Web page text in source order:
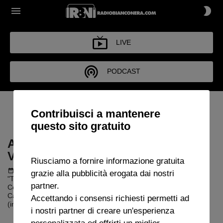
LIVE
PODCAST
ARCHIVIO TUTTA LA JUVE
CHE VUOI 2021-2022
ARCHIVIO TUTTA LA JUVE CHE
VUOI 2021-2022
Podcast del 09 luglio 2022 1h 39m 15s
"Tutta La Juve che Vuoi" con Dario Ghiringhelli e Cristina
Colombo. Ospiti :Gianluigi D'Ambrosio (Inchiostro Sportivo),
Caterina Baffoni (giornalista sportiva), Jacopo Desiderio
(intermediario mercato) e Ada Cotugno (Footbola.it).
Contribuisci a mantenere
questo sito gratuito
Riusciamo a fornire informazione gratuita
grazie alla pubblicità erogata dai nostri
partner.
Accettando i consensi richiesti permetti ad
i nostri partner di creare un'esperienza